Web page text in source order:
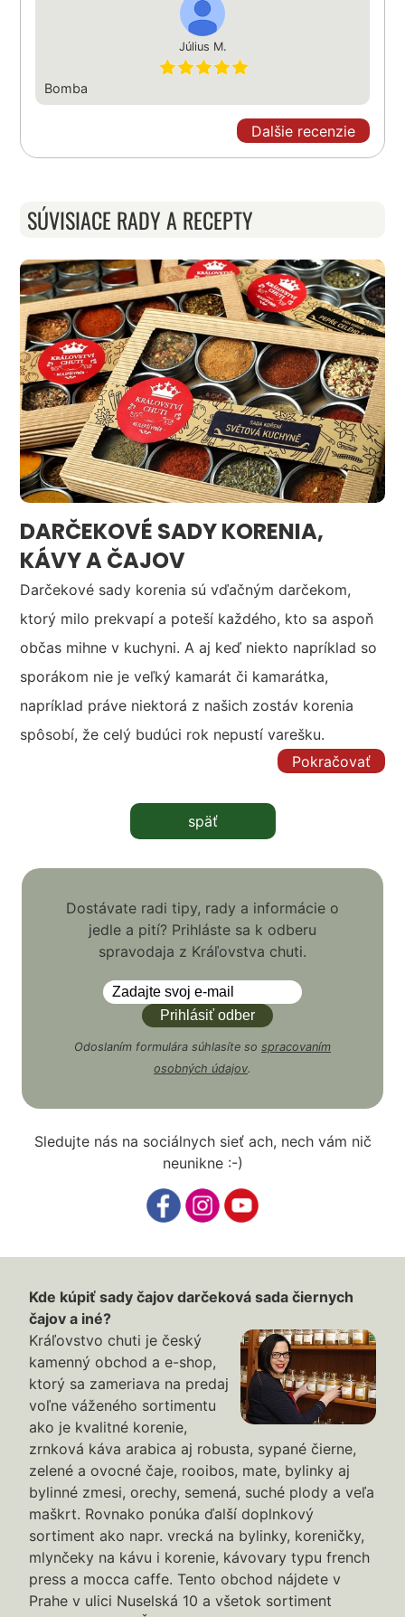
Július M.
Bomba
Dalšie recenzie
SÚVISIACE RADY A RECEPTY
DARČEKOVÉ SADY KORENIA,
KÁVY A ČAJOV
Darčekové sady korenia sú vďačným darčekom,
ktorý milo prekvapí a poteší každého, kto sa aspoň
občas mihne v kuchyni. A aj keď niekto napríklad so
sporákom nie je veľký kamarát či kamarátka,
napríklad práve niektorá z našich zostáv korenia
spôsobí, že celý budúci rok nepustí varešku.
Pokračovať
späť
Dostávate radi tipy, rady a informácie o
jedle a pití? Prihláste sa k odberu
spravodaja z Kráľovstva chuti.
Odoslaním formulára súhlasíte so spracovaním
osobných údajov.
Sledujte nás na sociálnych sieť ach, nech vám nič
neunikne :-)
Kde kúpiť sady čajov darčeková sada čiernych
čajov a iné?
Kráľovstvo chuti je český
kamenný obchod a e-shop,
ktorý sa zameriava na predaj
voľne váženého sortimentu
ako je kvalitné korenie,
zrnková káva arabica aj robusta, sypané čierne,
zelené a ovocné čaje, rooibos, mate, bylinky aj
bylinné zmesi, orechy, semená, suché plody a veľa
maškrt. Rovnako ponúka ďalší doplnkový
sortiment ako napr. vrecká na bylinky, koreničky,
mlynčeky na kávu i korenie, kávovary typu french
press a mocca caffe. Tento obchod nájdete v
Prahe v ulici Nuselská 10 a všetok sortiment